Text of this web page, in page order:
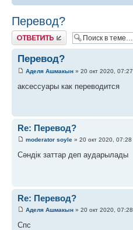
Перевод?
Ответить
Перевод?
Аделя Ашмакын » 20 окт 2020, 07:27
аксессуары как переводится
Re: Перевод?
moderator soyle » 20 окт 2020, 07:28
Сәндік заттар деп аударылады
Re: Перевод?
Аделя Ашмакын » 20 окт 2020, 07:28
Спс